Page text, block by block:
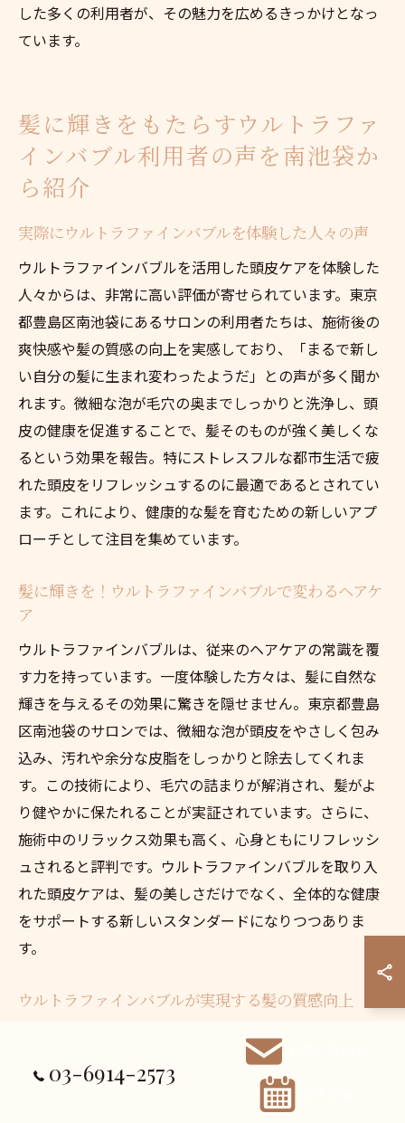
した多くの利用者が、その魅力を広めるきっかけとなっ
ています。
髪に輝きをもたらすウルトラファ
インバブル利用者の声を南池袋か
ら紹介
実際にウルトラファインバブルを体験した人々の声
ウルトラファインバブルを活用した頭皮ケアを体験した
人々からは、非常に高い評価が寄せられています。東京
都豊島区南池袋にあるサロンの利用者たちは、施術後の
爽快感や髪の質感の向上を実感しており、「まるで新し
い自分の髪に生まれ変わったようだ」との声が多く聞か
れます。微細な泡が毛穴の奥までしっかりと洗浄し、頭
皮の健康を促進することで、髪そのものが強く美しくな
るという効果を報告。特にストレスフルな都市生活で疲
れた頭皮をリフレッシュするのに最適であるとされてい
ます。これにより、健康的な髪を育むための新しいアプ
ローチとして注目を集めています。
髪に輝きを！ウルトラファインバブルで変わるヘアケ
ア
ウルトラファインバブルは、従来のヘアケアの常識を覆
す力を持っています。一度体験した方々は、髪に自然な
輝きを与えるその効果に驚きを隠せません。東京都豊島
区南池袋のサロンでは、微細な泡が頭皮をやさしく包み
込み、汚れや余分な皮脂をしっかりと除去してくれま
す。この技術により、毛穴の詰まりが解消され、髪がよ
り健やかに保たれることが実証されています。さらに、
施術中のリラックス効果も高く、心身ともにリフレッシ
ュされると評判です。ウルトラファインバブルを取り入
れた頭皮ケアは、髪の美しさだけでなく、全体的な健康
をサポートする新しいスタンダードになりつつありま
す。
ウルトラファインバブルが実現する髪の質感向上
ウルトラファインバブルは、髪の質感を劇的に向上させ
る力があります。その秘密は、微細な泡が頭皮の汚れや
余分な皮脂を徹底的に取り除くことにあります。これに
より、髪本来の自然な輝きと滑らかさを引き出すことが
03-6914-2573